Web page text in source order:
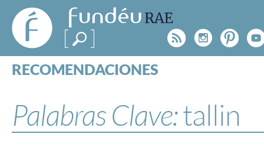
FundéuRAE
- Fundación
del Español
Urgente
Rss
RECOMENDACIONES
ESPECIALES
BLOG
Palabras Clave:tallin